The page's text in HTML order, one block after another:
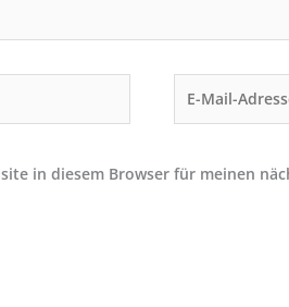
Mail-
in diesem Browser für meinen